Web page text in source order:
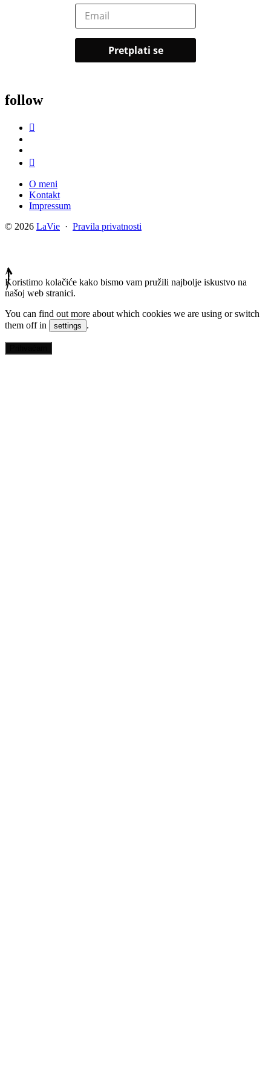
follow
O meni
Kontakt
Impressum
© 2026 LaVie · Pravila privatnosti
Koristimo kolačiće kako bismo vam pružili najbolje iskustvo na
našoj web stranici.
You can find out more about which cookies we are using or switch
them off in
settings .